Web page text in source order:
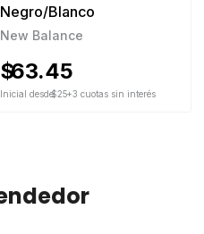
Negro/Blanco
New Balance
$63.45
Inicial desde$25+3 cuotas sin interés